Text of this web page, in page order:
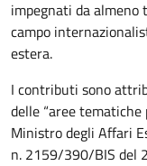
impegnati da
campo
estera.
I contributi sono
delle “aree
Ministro degli Affari
n. 2159/390/BIS del